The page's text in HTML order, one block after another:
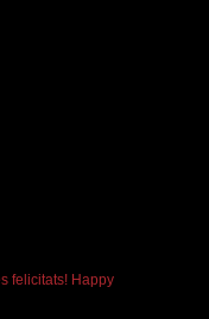
felicitats! Happy